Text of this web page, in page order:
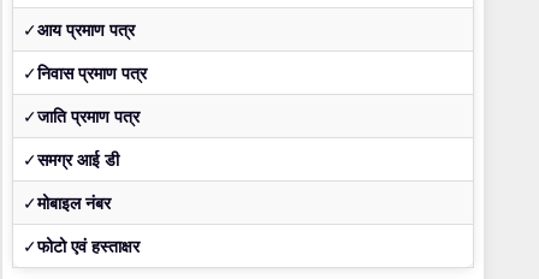
✓आय प्रमाण पत्र
✓निवास प्रमाण पत्र
✓जाति प्रमाण पत्र
✓समग्र आई डी
✓मोबाइल नंबर
✓फोटो एवं हस्ताक्षर